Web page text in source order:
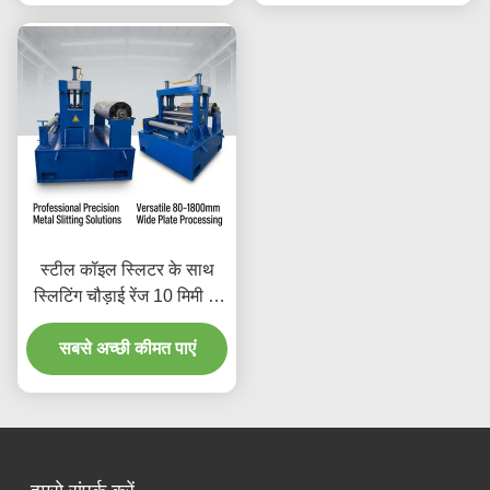
स्टील कॉइल स्लिटर के साथ
स्लिटिंग चौड़ाई रेंज 10 मिमी से
1500 मिमी और प्लेट मोटाई रेंज
0.1 से 4 मिमी सटीक धातु कॉइल
स्लिटिंग उपकरण के लिए
सबसे अच्छी कीमत पाएं